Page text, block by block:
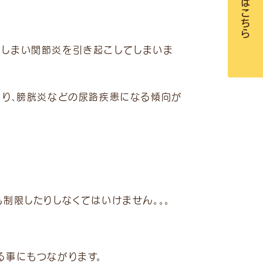
まい関節炎を引き起こしてしまいま
、膀胱炎などの尿路疾患になる傾向が
したりしなくてはいけません。。。
にもつながります。